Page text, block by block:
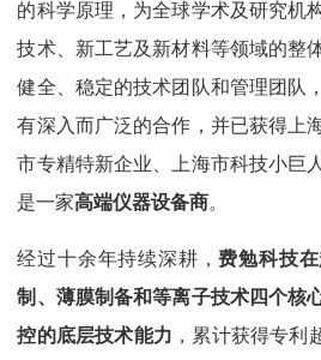
的科学原理，为全球学术及研究机
技术、新工艺及新材料等领域的整
健全、稳定的技术团队和管理团队
有深入而广泛的合作，并已获得上
市专精特新企业、上海市科技小巨
是一家高端仪器设备商。
经过十余年持续深耕，费勉科技
制、薄膜制备和等离子技术四个核
控的底层技术能力 ，累计获得专